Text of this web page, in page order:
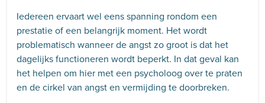
Iedereen ervaart wel eens spanning rondom een
prestatie of een belangrijk moment. Het wordt
problematisch wanneer de angst zo groot is dat het
dagelijks functioneren wordt beperkt. In dat geval kan
het helpen om hier met een psycholoog over te praten
en de cirkel van angst en vermijding te doorbreken.